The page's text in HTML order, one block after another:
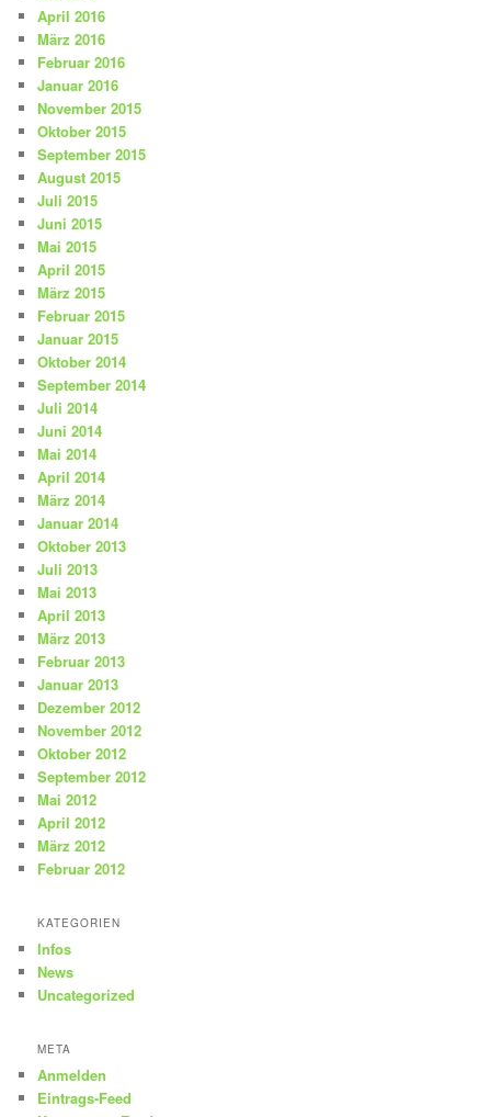
April 2016
März 2016
Februar 2016
Januar 2016
November 2015
Oktober 2015
September 2015
August 2015
Juli 2015
Juni 2015
Mai 2015
April 2015
März 2015
Februar 2015
Januar 2015
Oktober 2014
September 2014
Juli 2014
Juni 2014
Mai 2014
April 2014
März 2014
Januar 2014
Oktober 2013
Juli 2013
Mai 2013
April 2013
März 2013
Februar 2013
Januar 2013
Dezember 2012
November 2012
Oktober 2012
September 2012
Mai 2012
April 2012
März 2012
Februar 2012
KATEGORIEN
Infos
News
Uncategorized
META
Anmelden
Eintrags-Feed